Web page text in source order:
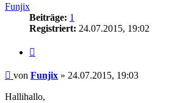
Funjix
Beiträge: 1
Registriert: 24.07.2015, 19:02
Beitrag
von Funjix » 24.07.2015, 19:03
Hallihallo,